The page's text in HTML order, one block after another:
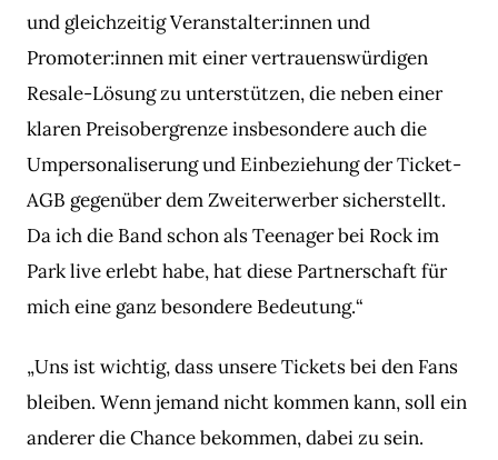
und gleichzeitig Veranstalter:innen und
Promoter:innen mit einer vertrauenswürdigen
Resale-Lösung zu unterstützen, die neben einer
klaren Preisobergrenze insbesondere auch die
Umpersonaliserung und Einbeziehung der Ticket-
AGB gegenüber dem Zweiterwerber sicherstellt.
Da ich die Band schon als Teenager bei Rock im
Park live erlebt habe, hat diese Partnerschaft für
mich eine ganz besondere Bedeutung.“
„Uns ist wichtig, dass unsere Tickets bei den Fans
bleiben. Wenn jemand nicht kommen kann, soll ein
anderer die Chance bekommen, dabei zu sein.